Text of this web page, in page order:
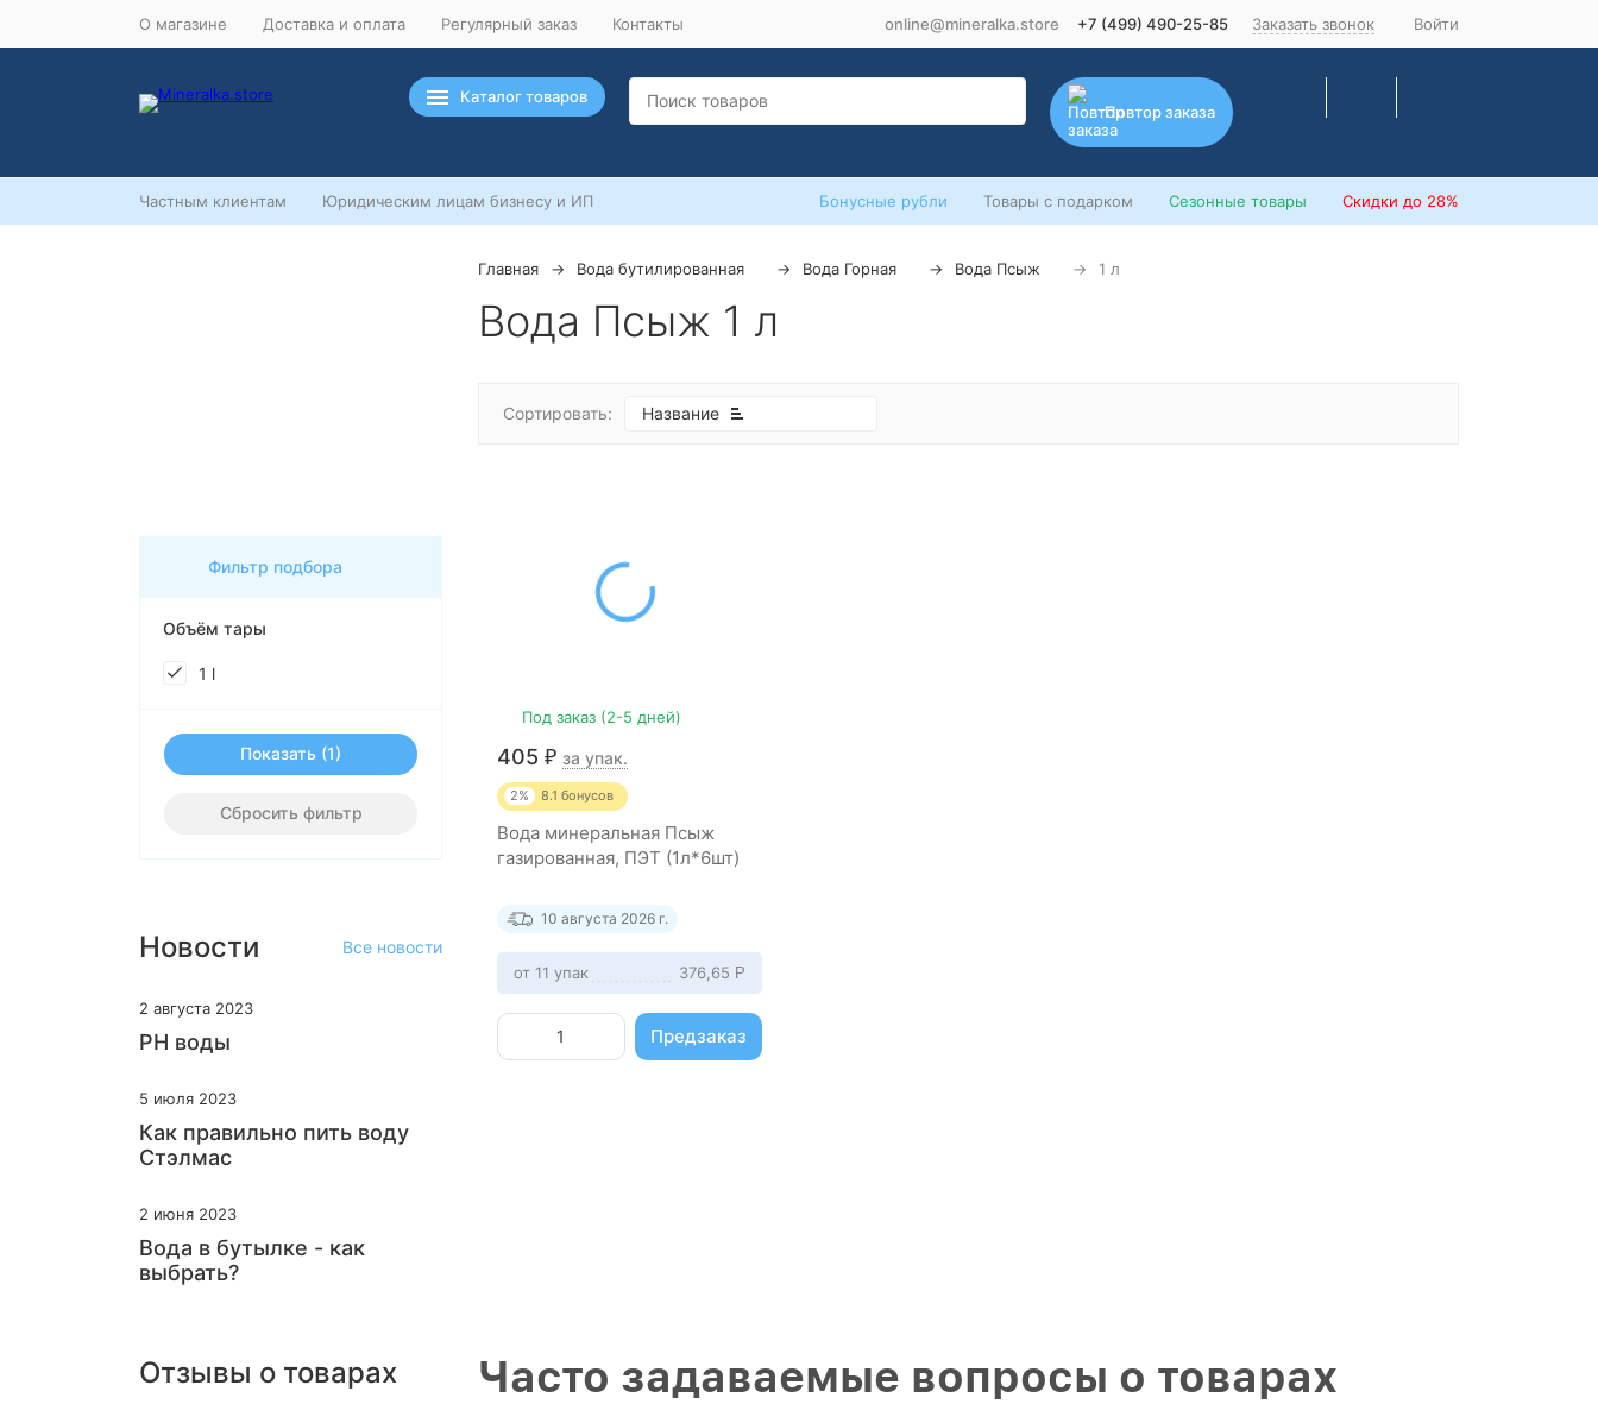
О магазине Доставка и оплата Регулярный заказ Контакты online@mineralka.store +7 (499) 490-25-85 Заказать звонок Войти
Каталог товаров
Повтор заказа
Частным клиентам Юридическим лицам бизнесу и ИП Бонусные рубли Товары с подарком Сезонные товары Скидки до 28%
Главная Вода бутилированная Вода Горная Вода Псыж 1 л
Вода Псыж 1 л
Сортировать: Название
Под заказ (2-5 дней)
405 ₽ за упак.
2% 8.1 бонусов
Вода минеральная Псыж
газированная, ПЭТ (1л*6шт)
10 августа 2026 г.
от 11 упак 376,65 Р
Предзаказ
Часто задаваемые вопросы о товарах
Фильтр подбора
Объём тары
1 l
Показать
Сбросить фильтр
Новости Все новости
2 августа 2023
PH воды
5 июля 2023
Как правильно пить воду
Стэлмас
2 июня 2023
Вода в бутылке - как
выбрать?
Отзывы о товарах